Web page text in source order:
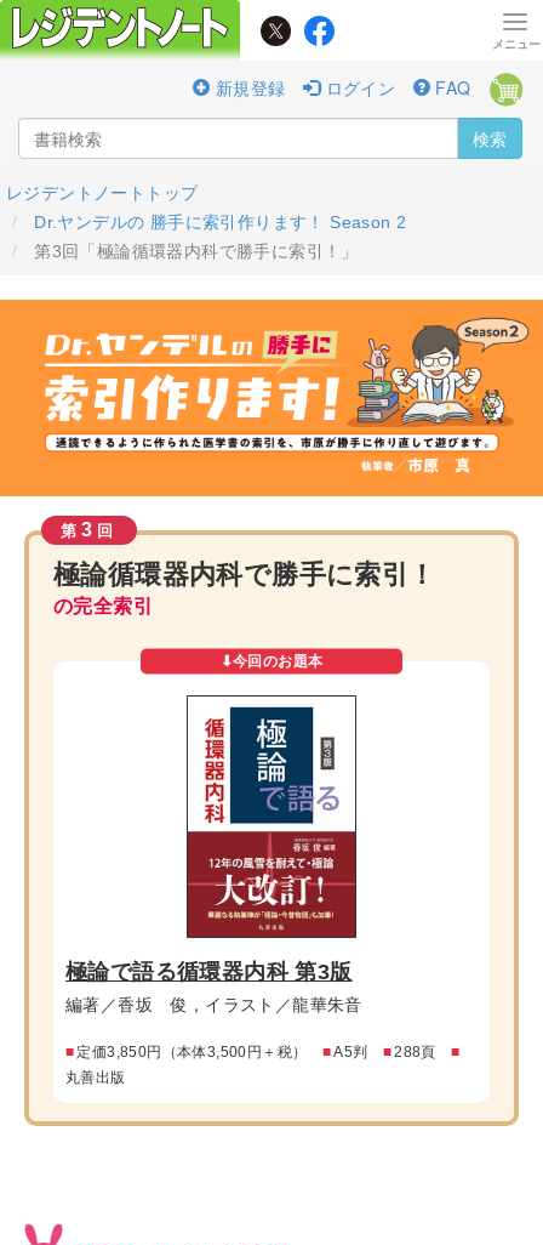
新規登録 ログイン FAQ
検索
レジデントノートトップ
Dr.ヤンデルの 勝手に索引作ります！ Season 2
第3回「極論循環器内科で勝手に索引！」
第 3 回
極論循環器内科で勝手に索引！
の完全索引
極論で語る循環器内科 第3版
編著／香坂 俊，イラスト／龍華朱音
■ 定価3,850円（本体3,500円＋税） ■A5判 ■288頁■
丸善出版